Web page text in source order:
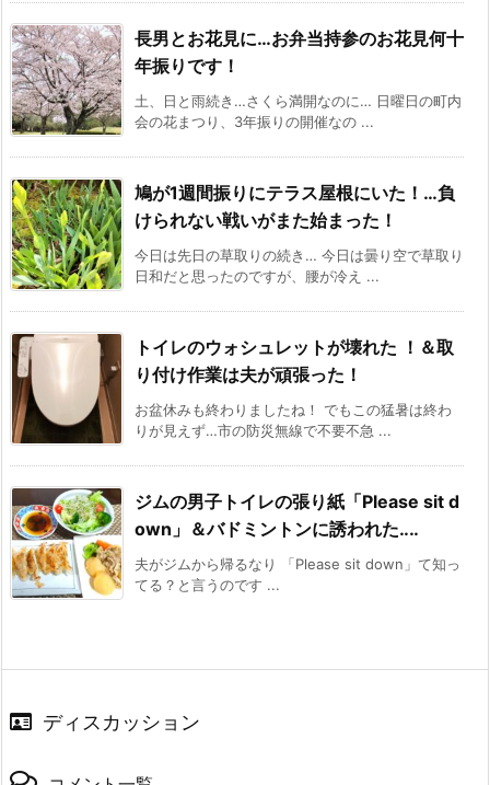
長男とお花見に…お弁当持参のお花見何十
年振りです！
土、日と雨続き…さくら満開なのに… 日曜日の町内
会の花まつり、3年振りの開催なの ...
鳩が1週間振りにテラス屋根にいた！…負
けられない戦いがまた始まった！
今日は先日の草取りの続き… 今日は曇り空で草取り
日和だと思ったのですが、腰が冷え ...
トイレのウォシュレットが壊れた ！＆取
り付け作業は夫が頑張った！
お盆休みも終わりましたね！ でもこの猛暑は終わ
りが見えず…市の防災無線で不要不急 ...
ジムの男子トイレの張り紙「Please sit d
own」＆バドミントンに誘われた‥‥
夫がジムから帰るなり 「Please sit down」て知っ
てる？と言うのです ...
ディスカッション